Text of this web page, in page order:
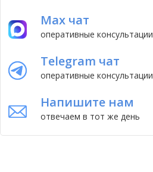
Max чат
оперативные консультации
Telegram чат
оперативные консультации
Напишите нам
отвечаем в тот же день